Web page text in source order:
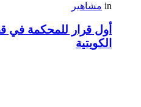
in مشاهير
أول قرار للمحكمة في
الكويتية